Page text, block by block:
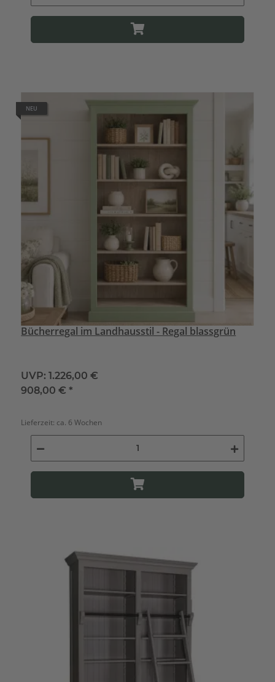
NEU
Bücherregal im Landhausstil - Regal blassgrün
UVP: 1.226,00 €
908,00 €*
Lieferzeit: ca. 6 Wochen